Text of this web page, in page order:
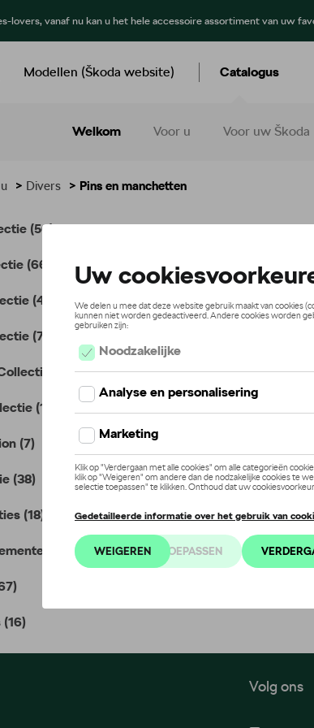
lovers, vanaf nu kan u het hele accessoire assortiment van uw
Modellen (Škoda website) Catalogus
Welkom Voor u Voor uw Škoda
> Divers > Pins en manchetten
(56)
(66)
(49)
(7)
(35)
(10)
(7)
(38)
(18)
(16)
Volg ons